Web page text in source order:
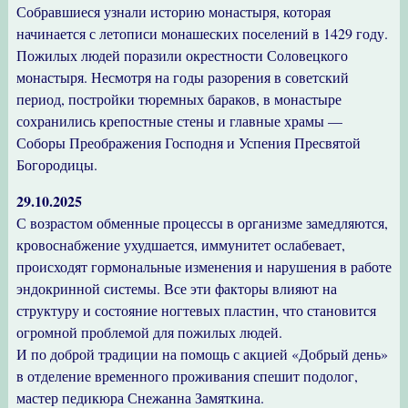
Собравшиеся узнали историю монастыря, которая
начинается с летописи монашеских поселений в 1429 году.
Пожилых людей поразили окрестности Соловецкого
монастыря. Несмотря на годы разорения в советский
период, постройки тюремных бараков, в монастыре
сохранились крепостные стены и главные храмы —
Соборы Преображения Господня и Успения Пресвятой
Богородицы.
29.10.2025
С возрастом обменные процессы в организме замедляются,
кровоснабжение ухудшается, иммунитет ослабевает,
происходят гормональные изменения и нарушения в работе
эндокринной системы. Все эти факторы влияют на
структуру и состояние ногтевых пластин, что становится
огромной проблемой для пожилых людей.
И по доброй традиции на помощь с акцией «Добрый день»
в отделение временного проживания спешит подолог,
мастер педикюра Снежанна Замяткина.